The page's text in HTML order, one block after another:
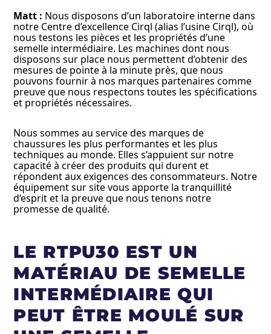
Matt : Nous disposons d’un laboratoire interne dans
notre Centre d’excellence Cirql (alias l’usine Cirql), où
nous testons les pièces et les propriétés d’une
semelle intermédiaire. Les machines dont nous
disposons sur place nous permettent d’obtenir des
mesures de pointe à la minute près, que nous
pouvons fournir à nos marques partenaires comme
preuve que nous respectons toutes les spécifications
et propriétés nécessaires.
Nous sommes au service des marques de
chaussures les plus performantes et les plus
techniques au monde. Elles s’appuient sur notre
capacité à créer des produits qui durent et
répondent aux exigences des consommateurs. Notre
équipement sur site vous apporte la tranquillité
d’esprit et la preuve que nous tenons notre
promesse de qualité.
LE RTPU30 EST UN
MATÉRIAU DE SEMELLE
INTERMÉDIAIRE QUI
PEUT ÊTRE MOULÉ SUR